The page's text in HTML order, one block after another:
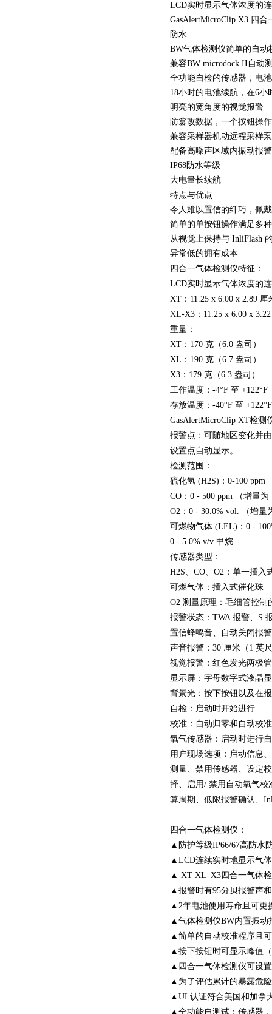
LCD实时显示气体浓度的
GasAlertMicroClip X3 四
防水
BW气体检测仪简单的自动
兼容BW microdock II自动
全功能自检的传感器，电
18小时的电池续航，在6小
明亮的宽角度的视觉报警
防篡改数据，一个按钮操作
兼容采样器机动远程采样泵
配备高噪声区域内振动报警
IP68防水等级
大电量长续航
特点与优点
令人难以置信的纤巧，佩
简单的单按钮操作满足多
从视觉上保持与 InliFlash
异常低的拥有成本
四合一气体检测仪特征：
LCD实时显示气体浓度的
XT：11.25 x 6.00 x 2.89
XL-X3：11.25 x 6.00 x
重量：
XT：170 克（6.0 盎司）
XL：190 克（6.7 盎司）
X3：179 克（6.3 盎司）
工作温度：-4°F 至 +122°F
存放温度：-40°F 至
GasAlertMicroClip XT检测
报警点：可随地区变化并
设置点自动显示。
检测范围：
硫化氢 (H2S)：0-100 ppm
CO：0 - 500 ppm （增量为
O2：0 - 30.0% vol. （增量
可燃物气体 (LEL)：0 -
0 - 5.0% v/v 甲烷
传感器类型：
H2S、CO、O2：单一插入
可燃气体：插入式催化珠
O2 测量原理：毛细管控制
报警状态：TWA 报警、S
置信蜂鸣音、自动关闭报
声音报警：30 厘米（1 英
视觉报警：红色发光两极
显示屏：字母数字式液晶
背景光：按下按钮以及在
自检：启动时开始进行
校准：自动归零和自动校准
氧气传感器：启动时进行
用户现场选项：启动信息
测量、禁用传感器、设定
择、启用/ 禁用自动氧气校
算周期、低限报警确认、
四合一气体检测仪：
▲防护等级IP66/67高防水
▲LCD连续实时地显示气
▲ XT XL_X3四合一气体
▲报警时有95分贝报警声
▲2年电池使用寿命且可更
▲气体检测仪BW内置振动
▲简单的自动校准程序且
▲按下按钮时可显示峰值
▲四合一气体检测仪可设
▲为了评估累计的暴露危
▲UL认证符合美国和加拿
▲全功能自测试：传感器